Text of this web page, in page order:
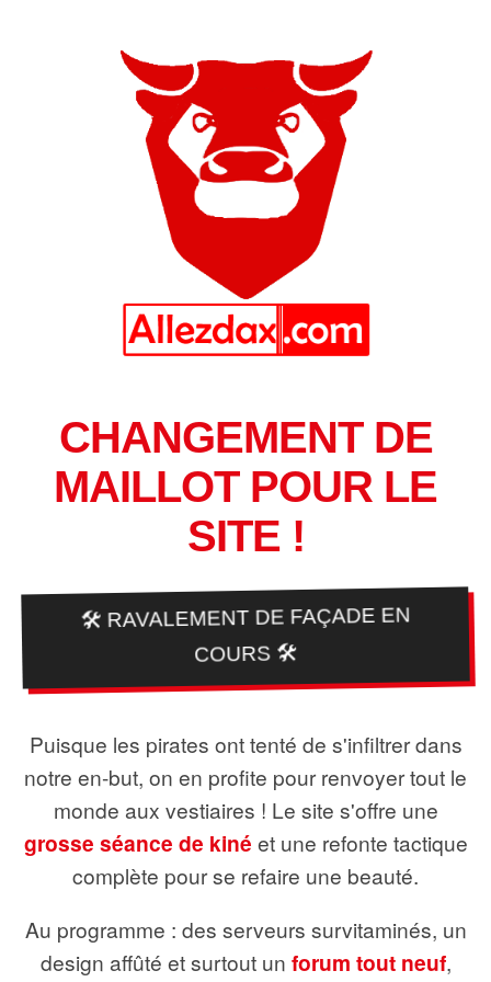
CHANGEMENT DE
MAILLOT POUR LE
SITE !
🛠️ RAVALEMENT DE FAÇADE EN
COURS 🛠️
Puisque les pirates ont tenté de s'infiltrer dans
notre en-but, on en profite pour renvoyer tout le
monde aux vestiaires ! Le site s'offre une
grosse séance de kiné et une refonte tactique
complète pour se refaire une beauté.
Au programme : des serveurs survitaminés, un
design affûté et surtout un forum tout neuf,